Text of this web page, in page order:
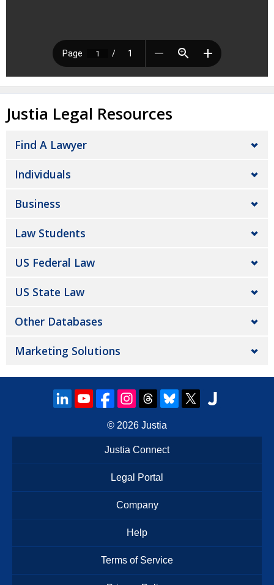
Justia Legal Resources
Find A Lawyer
Individuals
Business
Law Students
US Federal Law
US State Law
Other Databases
Marketing Solutions
© 2026 Justia
Justia Connect
Legal Portal
Company
Help
Terms of Service